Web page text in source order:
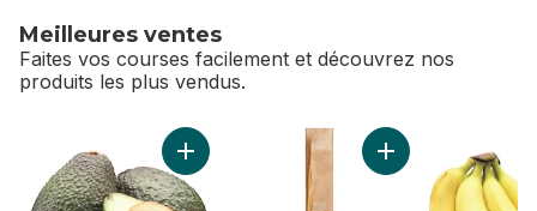
Meilleures ventes
Faites vos courses facilement et découvrez nos
produits les plus vendus.
sauter Meilleures ventes
Ajouter Avocats au panierAjouter Baguette